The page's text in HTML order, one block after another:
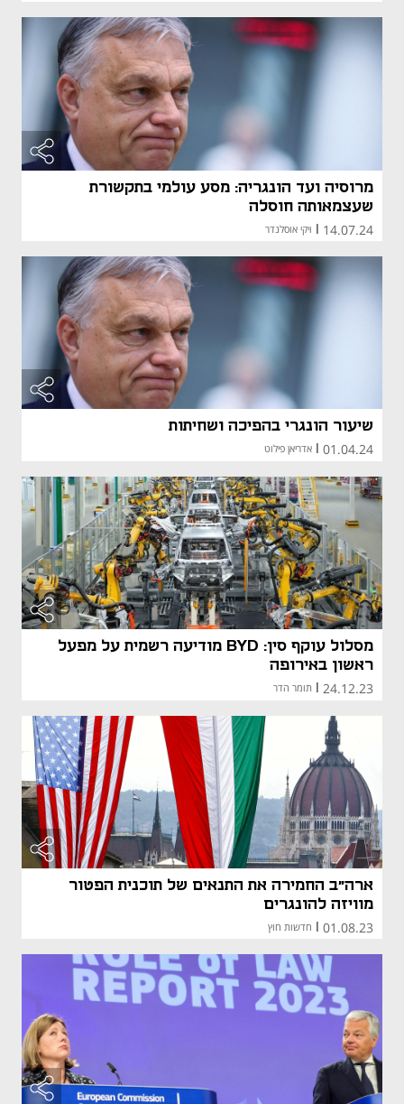
מרוסיה ועד הונגריה: מסע עולמי בתקשורת
שעצמאותה חוסלה
14.07.24
| ויקי אוסלנדר
שיעור הונגרי בהפיכה ושחיתות
01.04.24 אדריאן פילוט
מסלול עוקף סין: BYD מודיעה רשמית על מפעל
ראשון באירופה
24.12.23 תומר הדר
ארה"ב החמירה את התנאים של תוכנית הפטור
מוויזה להונגרים
01.08.23 חדשות חוץ